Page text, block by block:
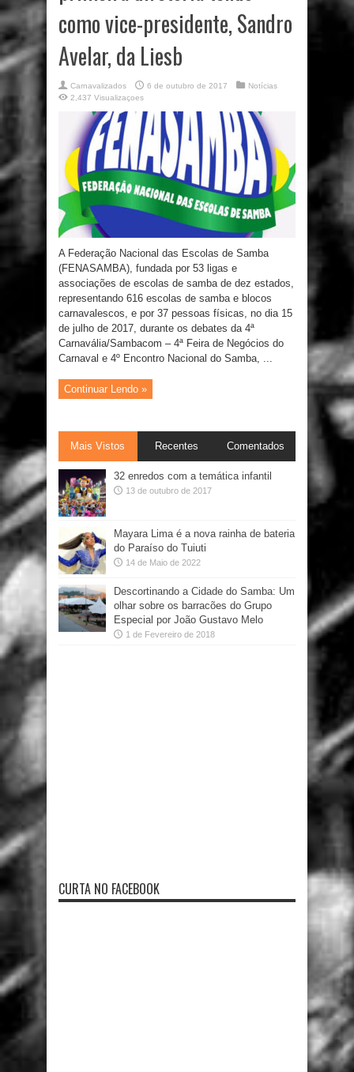
como vice-presidente, Sandro
Avelar, da Liesb
Carnavalizados 6 de outubro de 2017
Notícias
2,437 Visualizaçoes
A Federação Nacional das Escolas de Samba
(FENASAMBA), fundada por 53 ligas e
associações de escolas de samba de dez estados,
representando 616 escolas de samba e blocos
carnavalescos, e por 37 pessoas físicas, no dia 15
de julho de 2017, durante os debates da 4ª
Carnavália/Sambacom – 4ª Feira de Negócios do
Carnaval e 4º Encontro Nacional do Samba, ...
Continuar Lendo »
Mais Vistos Recentes Comentados
32 enredos com a temática infantil
13 de outubro de 2017
Mayara Lima é a nova rainha de bateria
do Paraíso do Tuiuti
14 de Maio de 2022
Descortinando a Cidade do Samba: Um
olhar sobre os barracões do Grupo
Especial por João Gustavo Melo
1 de Fevereiro de 2018
CURTA NO FACEBOOK